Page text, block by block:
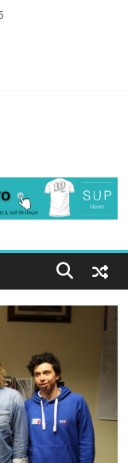
Calabria
Gallico torna la festa
la giornata della
IOR